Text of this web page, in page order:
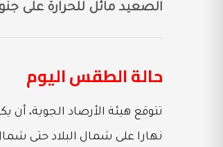
الصعيد مائل للحرارة على
حالة الطقس اليوم
نهارا على شمال البلاد حتى